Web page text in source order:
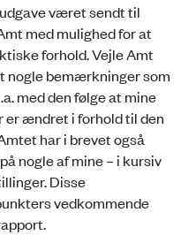
været sendt til
med mulighed for at
forhold. Vejle Amt
nogle bemærkninger som
med den følge at mine
er ændret i forhold til den
har i brevet også
nogle af mine – i kursiv
Disse
vedkommende